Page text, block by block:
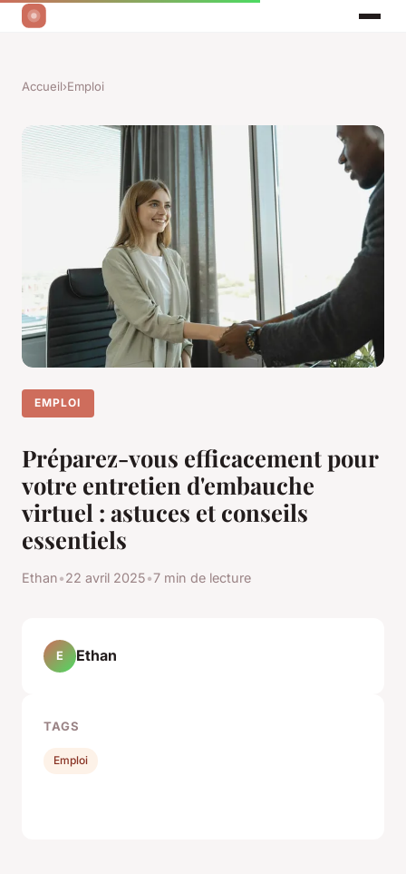
Accueil›Emploi
EMPLOI
Préparez-vous efficacement pour
votre entretien d'embauche
virtuel : astuces et conseils
essentiels
Ethan•22 avril 2025•7 min de lecture
E Ethan
TAGS
Emploi